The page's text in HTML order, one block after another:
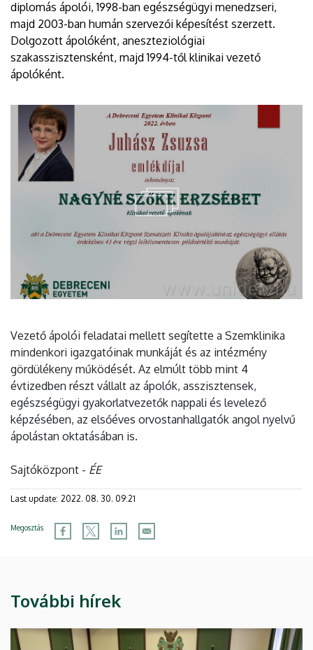
diplomás ápolói, 1998-ban egészségügyi menedzseri,
majd 2003-ban humán szervezői képesítést szerzett.
Dolgozott ápolóként, aneszteziológiai
szakasszisztensként, majd 1994-től klinikai vezető
ápolóként.
Vezető ápolói feladatai mellett segítette a Szemklinika
mindenkori igazgatóinak munkáját és az intézmény
gördülékeny működését. Az elmúlt több mint 4
évtizedben részt vállalt az ápolók, asszisztensek,
egészségügyi gyakorlatvezetők nappali és levelező
képzésében, az elsőéves orvostanhallgatók angol nyelvű
ápolástan oktatásában is.
Sajtóközpont - ÉE
Last update: 2022. 08. 30. 09:21
Megosztás
További hírek